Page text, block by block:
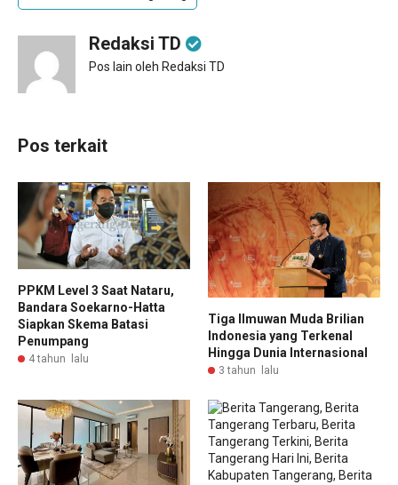
Redaksi TD
Pos lain oleh Redaksi TD
Pos terkait
PPKM Level 3 Saat Nataru,
Bandara Soekarno-Hatta
Siapkan Skema Batasi
Penumpang
4 tahun lalu
Tiga Ilmuwan Muda Brilian
Indonesia yang Terkenal
Hingga Dunia Internasional
3 tahun lalu